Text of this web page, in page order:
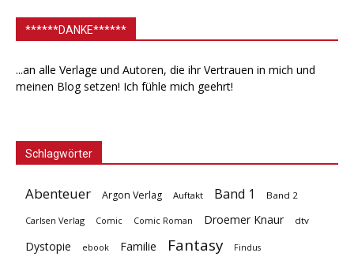
******DANKE******
...an alle Verlage und Autoren, die ihr Vertrauen in mich und
meinen Blog setzen! Ich fühle mich geehrt!
Schlagwörter
Abenteuer Argon Verlag Auftakt Band 1 Band 2
Carlsen Verlag Comic Comic Roman Droemer Knaur dtv
Dystopie ebook Familie Fantasy Findus